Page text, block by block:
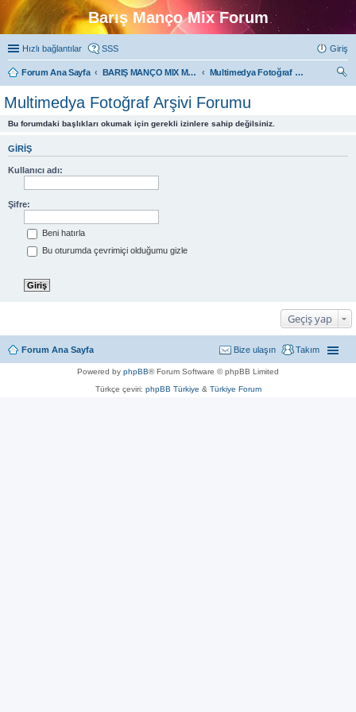
Barış Manço Mix Forum
Hızlı bağlantılar SSS Giriş
Forum Ana Sayfa BARIŞ MANÇO MIX MULTIMEDYA FORUMLARI
Multimedya Fotoğraf Arşivi Forumu
Multimedya Fotoğraf Arşivi Forumu
Bu forumdaki başlıkları okumak için gerekli izinlere sahip değilsiniz.
GIRIŞ
Kullanıcı adı:
Şifre:
Beni hatırla
Bu oturumda çevrimiçi olduğumu gizle
Geçiş yap
Forum Ana Sayfa Takım
Bize ulaşın
Powered by phpBB® Forum Software © phpBB Limited
Türkçe çeviri: phpBB Türkiye & Türkiye Forum